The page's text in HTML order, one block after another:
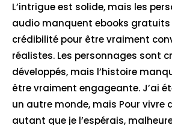
L’intrigue est solide, mais les
audio manquent ebooks
crédibilité pour être vraiment
réalistes. Les personnages sont
développés, mais l’histoire
être vraiment engageante. J’ai
un autre monde, mais Pour vivre
autant que je l’espérais,